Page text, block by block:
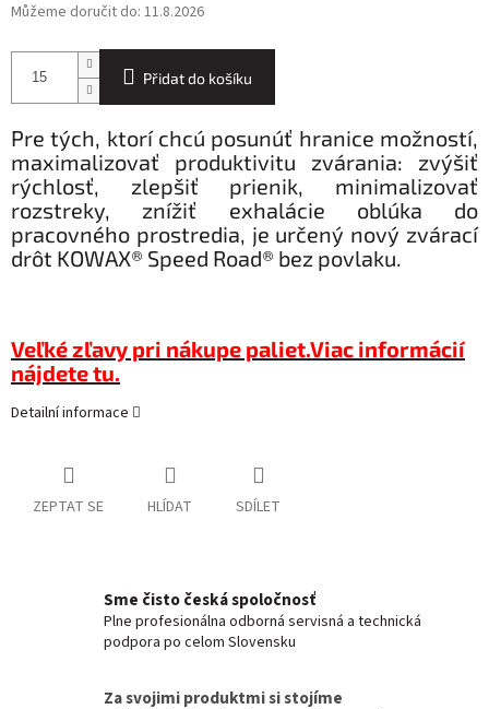
Můžeme doručit do: 11.8.2026
Přidat do košíku
Pre tých, ktorí chcú posunúť hranice možností,
maximalizovať produktivitu zvárania: zvýšiť
rýchlosť, zlepšiť prienik, minimalizovať
rozstreky, znížiť exhalácie oblúka do
pracovného prostredia, je určený nový zvárací
drôt KOWAX® Speed Road® bez povlaku.
Veľké zľavy pri nákupe paliet.Viac informácií
nájdete tu.
Detailní informace
ZEPTAT SE HLÍDAT SDÍLET
Sme čisto česká spoločnosť
Plne profesionálna odborná servisná a technická
podpora po celom Slovensku
Za svojimi produktmi si stojíme